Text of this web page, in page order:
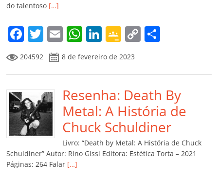
do talentoso […]
F
a
c
e
b
o
o
k
T
w
itt
er
E
m
ai
l
W
at
s
A
p
p
Li
k
e
dI
n
G
o
o
gl
e
Cl
a
ss
ro
C
y
Li
n
k
p
ar
til
h
ar
204592 8 de fevereiro de 2023
Resenha: Death By
Metal: A História de
Chuck Schuldiner
Livro: “Death by Metal: A História de Chuck
Schuldiner” Autor: Rino Gissi Editora: Estética Torta – 2021
Páginas: 264 Falar […]